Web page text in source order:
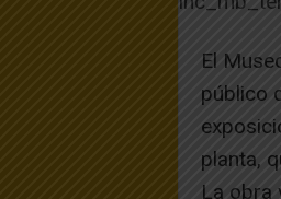
El
público
planta,
La obra